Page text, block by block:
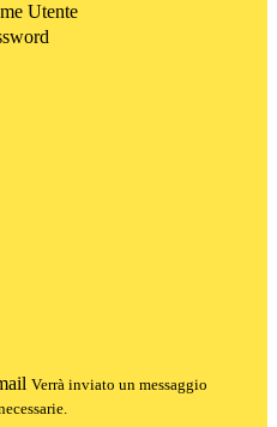
Utente
Verrà inviato un messaggio